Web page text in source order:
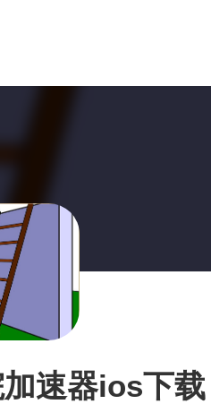
速器ios下载